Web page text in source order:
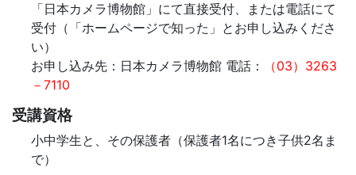
「日本カメラ博物館」にて直接受付、または電話にて
受付（「ホームページで知った」とお申し込みくださ
い）
お申し込み先：日本カメラ博物館 電話：
（03）3263
－7110
受講資格
小中学生と、その保護者（保護者1名につき子供2名ま
で）